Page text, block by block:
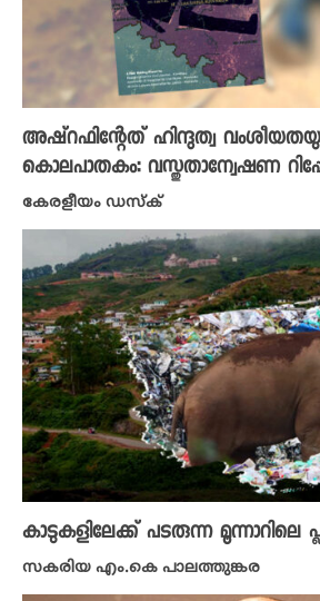
അഷ്റഫിന്റേത് ഹിന്ദുത്വ
കൊലപാതകം: വസ്തുതാന്വേഷണ
കേരളീയം ഡസ്ക്
കാടുകളിലേക്ക് പടരുന്ന മൂന്നാറിലെ
സകരിയ എം.കെ പാലത്തുങ്കര